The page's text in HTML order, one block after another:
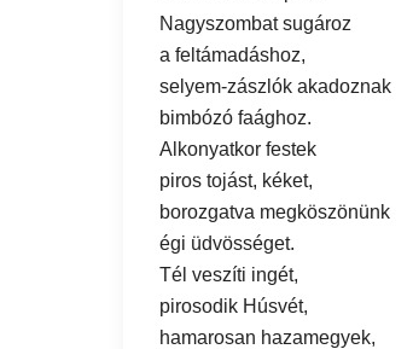
Nagyszombat sugároz
a feltámadáshoz,
selyem-zászlók akadoznak
bimbózó faághoz.
Alkonyatkor festek
piros tojást, kéket,
borozgatva megköszönünk
égi üdvösséget.
Tél veszíti ingét,
pirosodik Húsvét,
hamarosan hazamegyek,